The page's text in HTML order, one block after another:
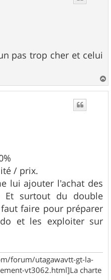
pas trop cher et celui
a
/ prix.
lui ajouter l'achat des
Et surtout du double
faire pour préparer
et les exploiter sur
forum/utagawavtt-gt-la-
vt3062.html]La charte